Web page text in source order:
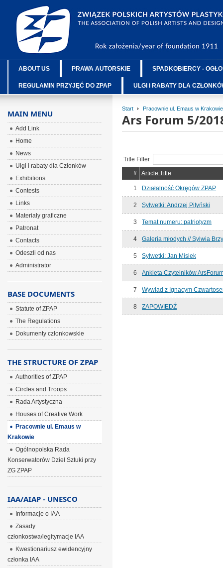
ABOUT US PRAWA AUTORSKIE SPADKOBIERCY -
REGULAMIN PRZYJĘĆ DO ZPAP ULGI i RABATY DLA
Start Pracownie ul. Emaus w Krakowie
Ars Forum 5/
Title Filter
#
Article Title
1 Działalność Okręgów ZPAP
2 Sylwetki: Andrzej Pityński
3 Temat numeru: patriotyzm
4 Galeria młodych // Sylwia
5 Sylwetki: Jan Misiek
6 Ankieta Czytelników
7 Wywiad z Ignacym
8 ZAPOWIEDŹ
MAIN MENU
Add Link
Home
News
Ulgi i rabaty dla Członków
Exhibitions
Contests
Links
Materiały graficzne
Patronat
Contacts
Odeszli od nas
Administrator
BASE DOCUMENTS
Statute of ZPAP
The Regulations
Dokumenty członkowskie
THE STRUCTURE OF ZPAP
Authorities of ZPAP
Circles and Troops
Rada Artystyczna
Houses of Creative Work
Pracownie ul. Emaus w
Krakowie
Ogólnopolska Rada
Konserwatorów Dzieł Sztuki przy
ZG ZPAP
IAA/AIAP - UNESCO
Informacje o IAA
Zasady
członkostwa/legitymacje IAA
Kwestionariusz ewidencyjny
członka IAA